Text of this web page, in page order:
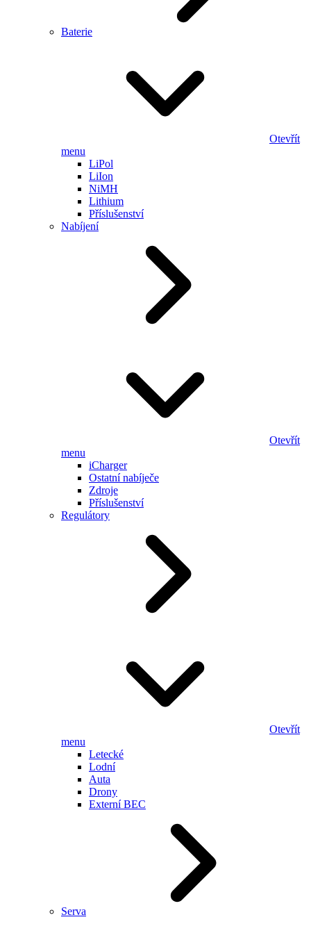
Baterie
Otevřít
menu
LiPol
LiIon
NiMH
Lithium
Příslušenství
Nabíjení
Otevřít
menu
iCharger
Ostatní nabíječe
Zdroje
Příslušenství
Regulátory
Otevřít
menu
Letecké
Lodní
Auta
Drony
Externí BEC
Serva